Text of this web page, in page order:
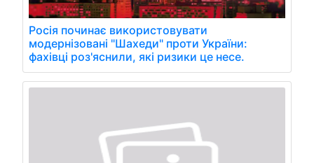
Росія починає використовувати
модернізовані "Шахеди" проти України:
фахівці роз'яснили, які ризики це несе.